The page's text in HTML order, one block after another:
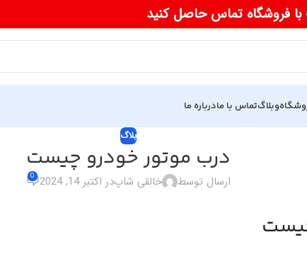
فروشگاه تماس حاصل کنید
وبلاگتماس با مادرباره ما
بلاگ
درب موتور خودرو چیست
ارسال توسط خالقی شاپدر اکتبر 14, 2024 0